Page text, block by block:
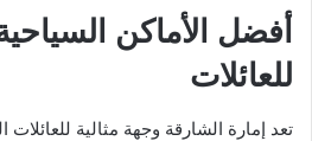
أفضل الأماكن
للعائلات
تعد إمارة الشارقة وجهة مثالية للعائلات